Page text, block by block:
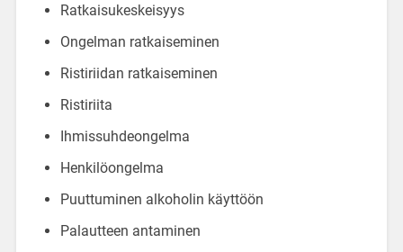
Ratkaisukeskeisyys
Ongelman ratkaiseminen
Ristiriidan ratkaiseminen
Ristiriita
Ihmissuhdeongelma
Henkilöongelma
Puuttuminen alkoholin käyttöön
Palautteen antaminen